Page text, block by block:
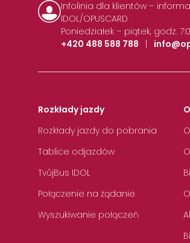
Infolinia dla klientów –
IDOL/OPUSCARD
Poniedziałek – piątek, godz.
+420 488 588 788
|
Rozkłady jazdy
Rozkłady jazdy do pobrania
Tablice odjazdów
TvůjBus IDOL
Połączenie na żądanie
Wyszukiwanie połączeń